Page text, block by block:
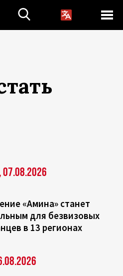
«Амина» станет
для безвизовых
в 13 регионах